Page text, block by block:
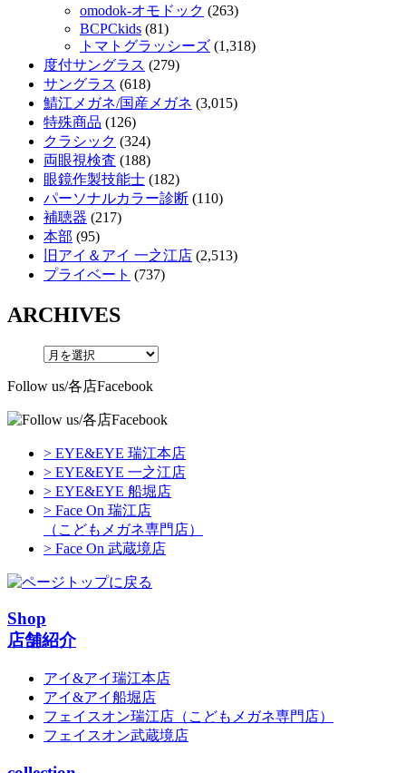
omodok-オモドック (263)
BCPCkids (81)
トマトグラッシーズ (1,318)
度付サングラス (279)
サングラス (618)
鯖江メガネ/国産メガネ (3,015)
特殊商品 (126)
クラシック (324)
両眼視検査 (188)
眼鏡作製技能士 (182)
パーソナルカラー診断 (110)
補聴器 (217)
本部 (95)
旧アイ＆アイ 一之江店 (2,513)
プライベート (737)
ARCHIVES
Follow us/各店Facebook
> EYE&EYE 瑞江本店
> EYE&EYE 一之江店
> EYE&EYE 船堀店
> Face On 瑞江店
（こどもメガネ専門店）
> Face On 武蔵境店
Shop
店舗紹介
アイ&アイ瑞江本店
アイ&アイ船堀店
フェイスオン瑞江店 （こどもメガネ専門店）
フェイスオン武蔵境店